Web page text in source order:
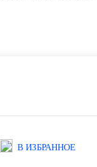
В ИЗБРАННОЕ